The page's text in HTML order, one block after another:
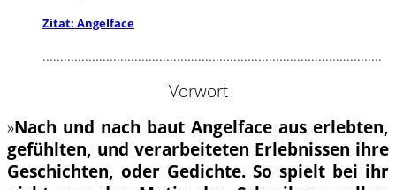
Zitat: Angelface
................................................................................................
Vorwort
»Nach und nach baut Angelface aus erlebten,
gefühlten, und verarbeiteten Erlebnissen ihre
Geschichten, oder Gedichte. So spielt bei ihr